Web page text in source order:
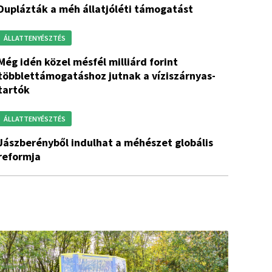
duplázták a méh állatjóléti támogatást
ÁLLATTENYÉSZTÉS
milliárd forint
jutnak a víziszárnyas-
ÁLLATTENYÉSZTÉS
globális